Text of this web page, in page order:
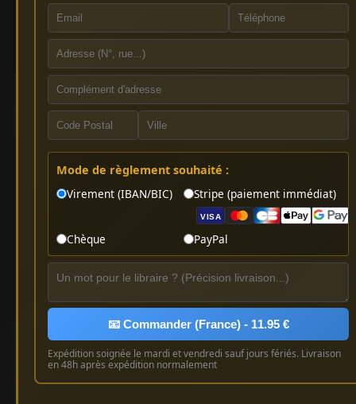
Mode de règlement souhaité :
Virement (IBAN/BIC)
Stripe (paiement immédiat)
VISA
Chèque PayPal
📧 Commander (France) - 11.95 €
Expédition soignée le mardi et vendredi sauf jours fériés. Livraison
en 48h après expédition normalement